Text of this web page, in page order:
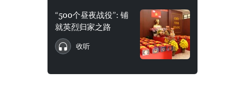
“500个昼夜战役”: 铺
就英烈归家之路
收听